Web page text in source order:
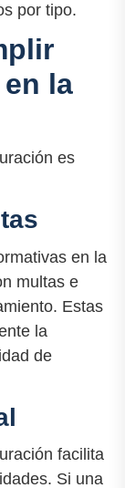
por tipo.
la
es
en la
multas e
Estas
la
de
facilita
Si una